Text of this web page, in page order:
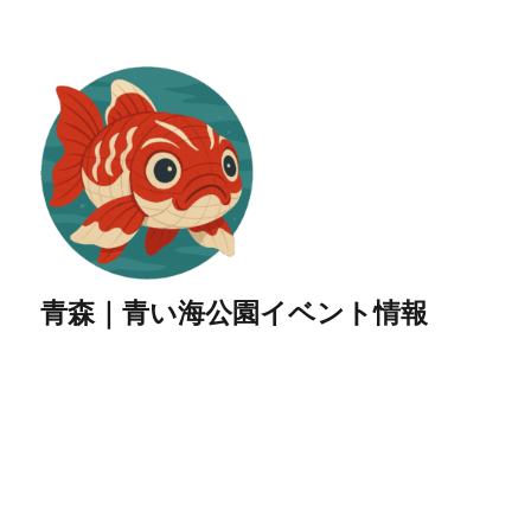
青森｜青い海公園イベント情報